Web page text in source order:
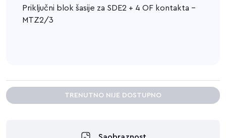
Priključni blok šasije za SDE2 + 4 OF kontakta -
MTZ2/3
TRENUTNO NIJE DOSTUPNO